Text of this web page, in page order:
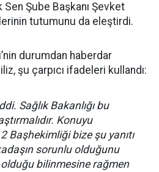
Sen Şube Başkanı Şevket
tutumunu da eleştirdi.
durumdan haberdar
şu çarpıcı ifadeleri kullandı:
Sağlık Bakanlığı bu
Konuyu
Başhekimliği bize şu yanıtı
sorunlu olduğunu
bilinmesine rağmen